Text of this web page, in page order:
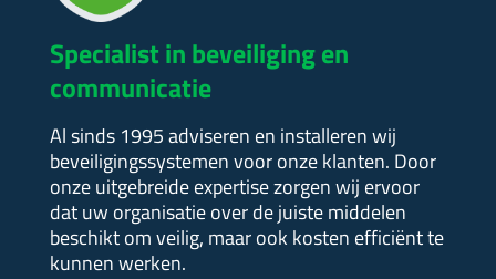
Specialist in beveiliging en
communicatie
Al sinds 1995 adviseren en installeren wij
beveiligingssystemen voor onze klanten. Door
onze uitgebreide expertise zorgen wij ervoor
dat uw organisatie over de juiste middelen
beschikt om veilig, maar ook kosten efficiënt te
kunnen werken.